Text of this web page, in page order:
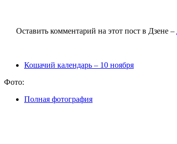
Оставить комментарий на этот пост в Дзене –
Кошачий календарь – 10 ноября
Фото:
Полная фотография